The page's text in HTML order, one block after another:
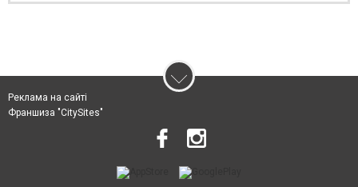
Реклама на сайті
Франшиза "CitySites"